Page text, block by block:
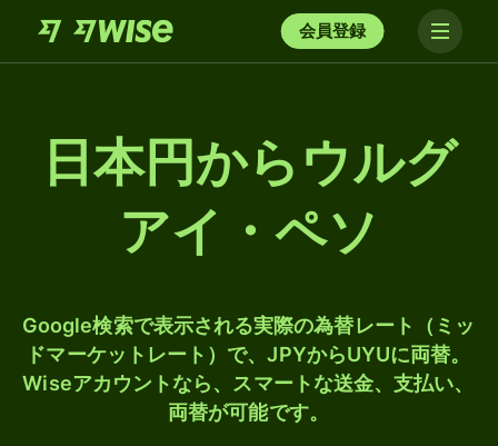
会員登録
日本円からウルグ
アイ・ペソ
Google検索で表示される実際の為替レート（ミッ
ドマーケットレート）で、JPYからUYUに両替。
Wiseアカウントなら、スマートな送金、支払い、
両替が可能です。